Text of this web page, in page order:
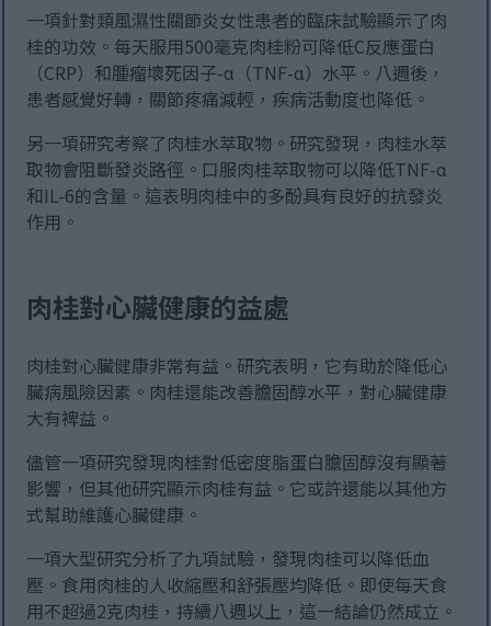
一項針對類風濕性關節炎女性患者的臨床試驗顯示了肉
桂的功效。每天服用500毫克肉桂粉可降低C反應蛋白
（CRP）和腫瘤壞死因子-α（TNF-α）水平。八週後，
患者感覺好轉，關節疼痛減輕，疾病活動度也降低。
另一項研究考察了肉桂水萃取物。研究發現，肉桂水萃
取物會阻斷發炎路徑。口服肉桂萃取物可以降低TNF-α
和IL-6的含量。這表明肉桂中的多酚具有良好的抗發炎
作用。
肉桂對心臟健康的益處
肉桂對心臟健康非常有益。研究表明，它有助於降低心
臟病風險因素。肉桂還能改善膽固醇水平，對心臟健康
大有裨益。
儘管一項研究發現肉桂對低密度脂蛋白膽固醇沒有顯著
影響，但其他研究顯示肉桂有益。它或許還能以其他方
式幫助維護心臟健康。
一項大型研究分析了九項試驗，發現肉桂可以降低血
壓。食用肉桂的人收縮壓和舒張壓均降低。即使每天食
用不超過2克肉桂，持續八週以上，這一結論仍然成立。